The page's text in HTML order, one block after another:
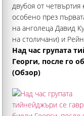
двубоя от
особено през
на анголеца Давид
на столичани) и
Над час групата
Георги, после го
(Обзор)